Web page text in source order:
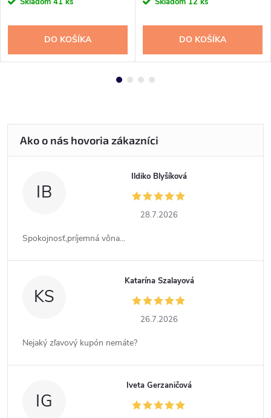
DO KOŠÍKA DO KOŠÍKA
IB
Ildiko Blyšíková
28.7.2026
Spokojnosť,príjemná vôna...
KS
Katarína Szalayová
26.7.2026
Nejaký zľavový kupón nemáte?
IG
Iveta Gerzaničová